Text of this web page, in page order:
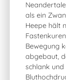
als ein
Heepe hält
Bewegung
abgebaut,
schlank